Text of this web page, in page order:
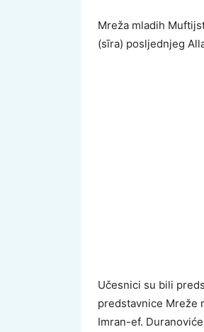
Mreža mladih
(sīra) posljednjeg
Učesnici su bili
predstavnice Mreže
Imran-ef.